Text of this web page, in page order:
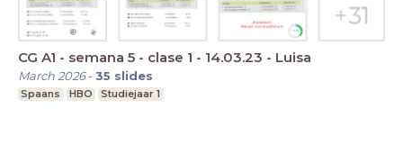
CG A1 - semana 5 - clase 1 - 14.03.23 - Luisa
March 2026-35 slides
Spaans HBO Studiejaar 1